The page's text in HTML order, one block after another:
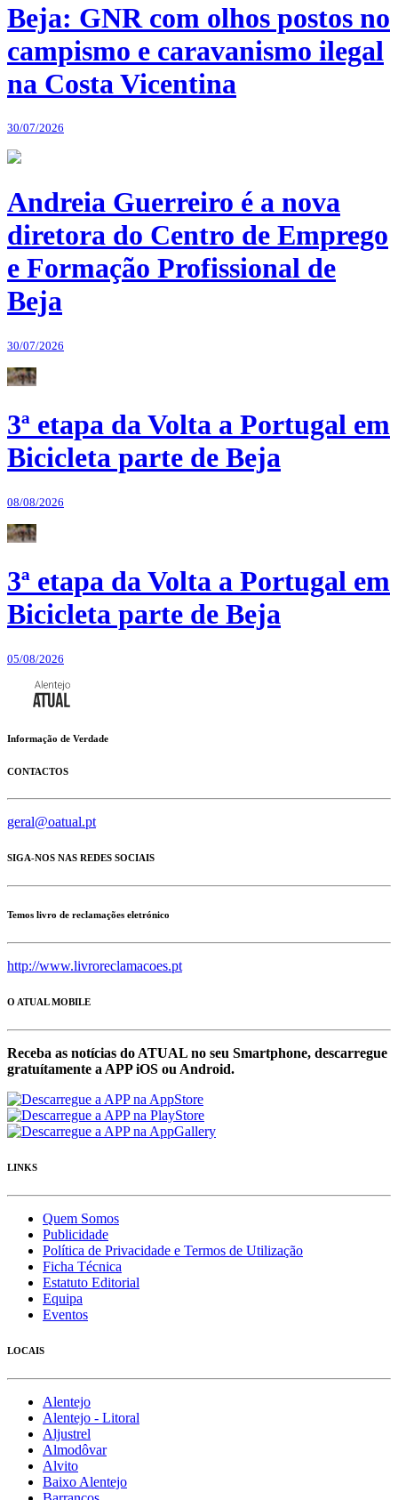
Beja: GNR com olhos postos no
campismo e caravanismo ilegal
na Costa Vicentina
30/07/2026
Andreia Guerreiro é a nova
diretora do Centro de Emprego
e Formação Profissional de
Beja
30/07/2026
3ª etapa da Volta a Portugal em
Bicicleta parte de Beja
08/08/2026
3ª etapa da Volta a Portugal em
Bicicleta parte de Beja
05/08/2026
Informação de Verdade
CONTACTOS
geral@oatual.pt
SIGA-NOS NAS REDES SOCIAIS
Temos livro de reclamações eletrónico
http://www.livroreclamacoes.pt
O ATUAL MOBILE
Receba as notícias do ATUAL no seu Smartphone, descarregue
gratuítamente a APP iOS ou Android.
LINKS
Quem Somos
Publicidade
Política de Privacidade e Termos de Utilização
Ficha Técnica
Estatuto Editorial
Equipa
Eventos
LOCAIS
Alentejo
Alentejo - Litoral
Aljustrel
Almodôvar
Alvito
Baixo Alentejo